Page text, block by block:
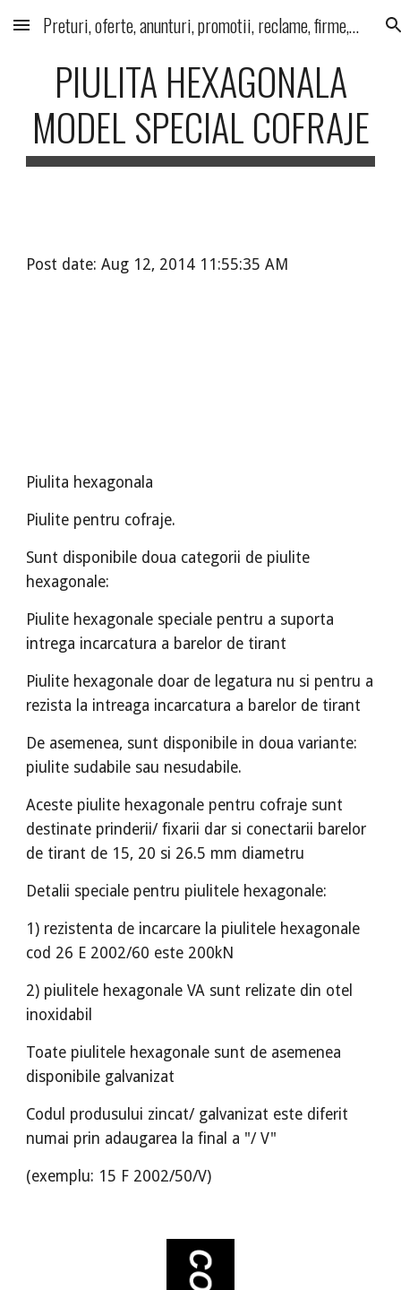
Skip to main content Skip to navigation
Preturi, oferte, anunturi, promotii, reclame, firme, produse, servicii
PIULITA HEXAGONALA
MODEL SPECIAL COFRAJE
Post date: Aug 12, 2014 11:55:35 AM
Piulita hexagonala
Piulite pentru cofraje.
Sunt disponibile doua categorii de piulite
hexagonale:
Piulite hexagonale speciale pentru a suporta
intrega incarcatura a barelor de tirant
Piulite hexagonale doar de legatura nu si pentru a
rezista la intreaga incarcatura a barelor de tirant
De asemenea, sunt disponibile in doua variante:
piulite sudabile sau nesudabile.
Aceste piulite hexagonale pentru cofraje sunt
destinate prinderii/ fixarii dar si conectarii barelor
de tirant de 15, 20 si 26.5 mm diametru
Detalii speciale pentru piulitele hexagonale:
1) rezistenta de incarcare la piulitele hexagonale
cod 26 E 2002/60 este 200kN
2) piulitele hexagonale VA sunt relizate din otel
inoxidabil
Toate piulitele hexagonale sunt de asemenea
disponibile galvanizat
Codul produsului zincat/ galvanizat este diferit
numai prin adaugarea la final a "/ V"
(exemplu: 15 F 2002/50/V)